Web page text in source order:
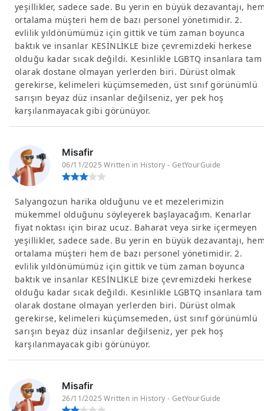
yeşillikler, sadece sade. Bu yerin en büyük dezavantajı,
ortalama müşteri hem de bazı personel yönetimidir. 2.
evlilik yıldönümümüz için gittik ve tüm zaman boyunca
baktık ve insanlar KESİNLİKLE bize çevremizdeki herkese
olduğu kadar sıcak değildi. Kesinlikle LGBTQ insanlara tam
olarak dostane olmayan yerlerden biri. Dürüst olmak
gerekirse, kelimeleri küçümsemeden, üst sınıf görünümlü
sarışın beyaz düz insanlar değilseniz, yer pek hoş
karşılanmayacak gibi görünüyor.
Misafir
06/11/2025 Written in History - GetYourGuide
Salyangozun harika olduğunu ve et mezelerimizin
mükemmel olduğunu söyleyerek başlayacağım. Kenarlar
fiyat noktası için biraz ucuz. Baharat veya sirke içermeyen
yeşillikler, sadece sade. Bu yerin en büyük dezavantajı,
ortalama müşteri hem de bazı personel yönetimidir. 2.
evlilik yıldönümümüz için gittik ve tüm zaman boyunca
baktık ve insanlar KESİNLİKLE bize çevremizdeki herkese
olduğu kadar sıcak değildi. Kesinlikle LGBTQ insanlara tam
olarak dostane olmayan yerlerden biri. Dürüst olmak
gerekirse, kelimeleri küçümsemeden, üst sınıf görünümlü
sarışın beyaz düz insanlar değilseniz, yer pek hoş
karşılanmayacak gibi görünüyor.
Misafir
26/11/2025 Written in History - GetYourGuide